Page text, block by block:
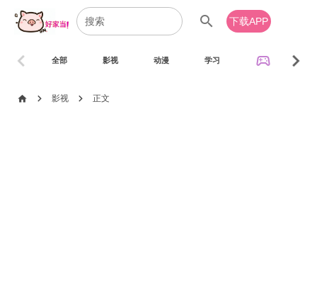
search 下载APP
全部 影视 动漫 学习 sports_esports
chevron_left chevron_right
home chevron_right 影视 chevron_right 正文